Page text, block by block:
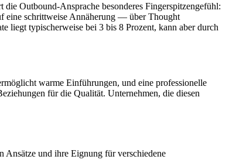
Outbound-Ansprache besonderes Fingerspitzengefühl:
eine schrittweise Annäherung — über Thought
liegt typischerweise bei 3 bis 8 Prozent, kann aber durch
warme Einführungen, und eine professionelle
für die Qualität. Unternehmen, die diesen
Ansätze und ihre Eignung für verschiedene